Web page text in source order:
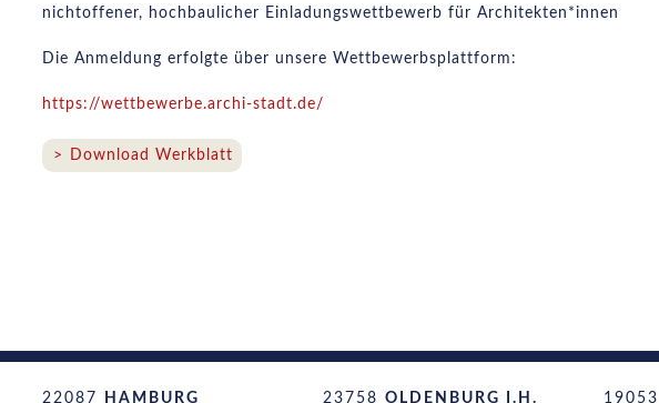
nichtoffener, hochbaulicher Einladungswettbewerb für Architekten*innen
Die Anmeldung erfolgte über unsere Wettbewerbsplattform:
https://wettbewerbe.archi-stadt.de/
Download Werkblatt
22087 HAMBURG 23758 OLDENBURG I.H. 19053